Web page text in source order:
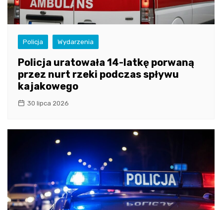
Policja Wydarzenia
Policja uratowała 14-latkę porwaną
przez nurt rzeki podczas spływu
kajakowego
30 lipca 2026